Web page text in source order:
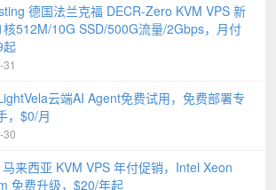
德国法兰克福 DECR-Zero KVM VPS 新
核512M/10G SSD/500G流量/2Gbps，月付
起
云端AI Agent免费试用，免费部署专
，$0/月
30
来西亚 KVM VPS 年付促销，Intel Xeon
免费升级，$20/年起